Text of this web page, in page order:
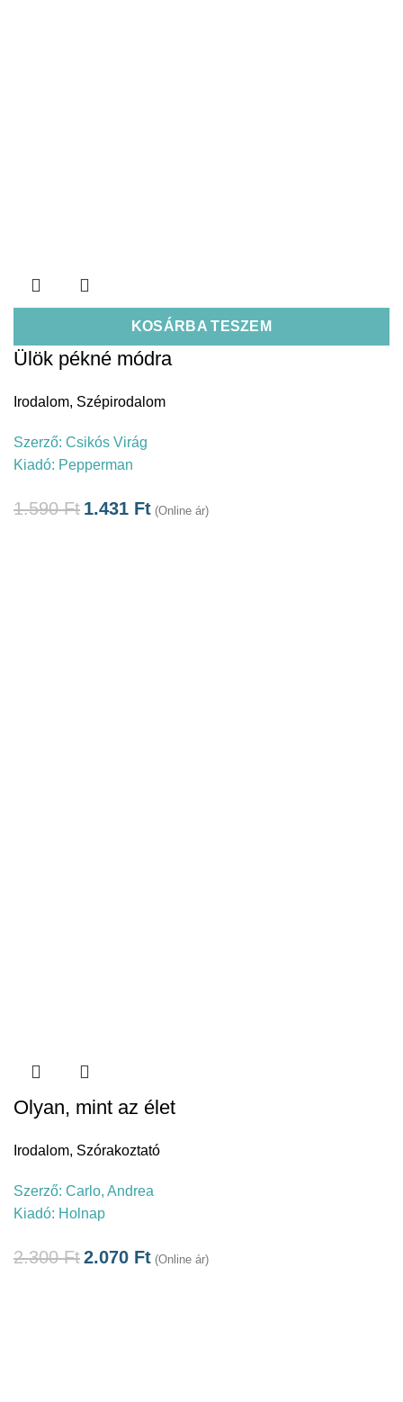
KOSÁRBA TESZEM
Ülök pékné módra
Irodalom, Szépirodalom
Szerző: Csikós Virág
Kiadó: Pepperman
1.590Ft 1.431 Ft (Online ár)
Olyan, mint az élet
Irodalom, Szórakoztató
Szerző: Carlo, Andrea
Kiadó: Holnap
2.300Ft2.070 Ft (Online ár)